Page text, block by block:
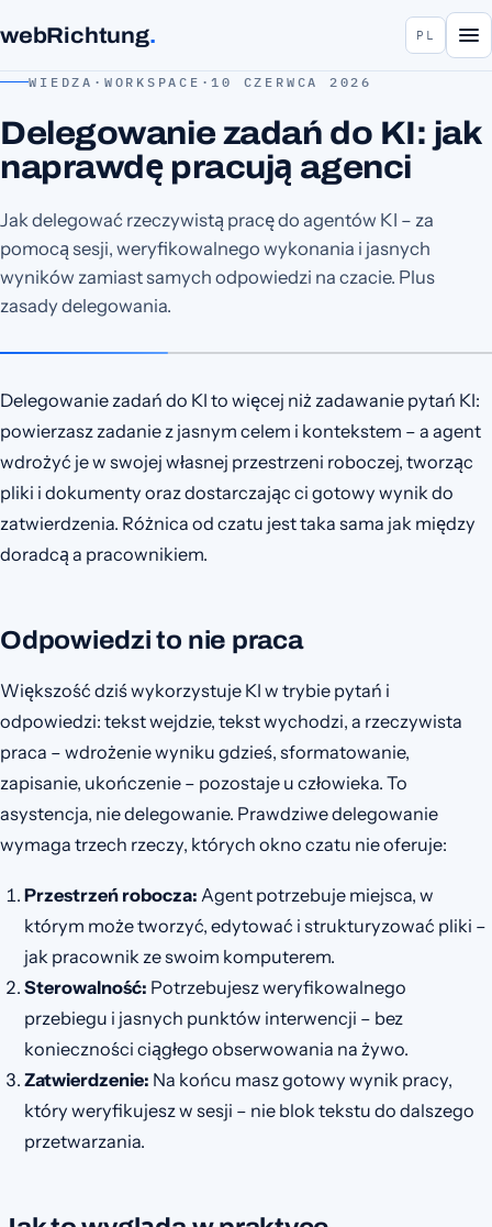
webRichtung. PL
WIEDZA · WORKSPACE ·10 CZERWCA 2026
Delegowanie zadań do KI: jak
naprawdę pracują agenci
Jak delegować rzeczywistą pracę do agentów KI – za
pomocą sesji, weryfikowalnego wykonania i jasnych
wyników zamiast samych odpowiedzi na czacie. Plus
zasady delegowania.
Delegowanie zadań do KI to więcej niż zadawanie pytań KI:
powierzasz zadanie z jasnym celem i kontekstem – a agent
wdrożyć je w swojej własnej przestrzeni roboczej, tworząc
pliki i dokumenty oraz dostarczając ci gotowy wynik do
zatwierdzenia. Różnica od czatu jest taka sama jak między
doradcą a pracownikiem.
Odpowiedzi to nie praca
Większość dziś wykorzystuje KI w trybie pytań i
odpowiedzi: tekst wejdzie, tekst wychodzi, a rzeczywista
praca – wdrożenie wyniku gdzieś, sformatowanie,
zapisanie, ukończenie – pozostaje u człowieka. To
asystencja, nie delegowanie. Prawdziwe delegowanie
wymaga trzech rzeczy, których okno czatu nie oferuje:
Przestrzeń robocza: Agent potrzebuje miejsca, w
którym może tworzyć, edytować i strukturyzować pliki –
jak pracownik ze swoim komputerem.
Sterowalność: Potrzebujesz weryfikowalnego
przebiegu i jasnych punktów interwencji – bez
konieczności ciągłego obserwowania na żywo.
Zatwierdzenie: Na końcu masz gotowy wynik pracy,
który weryfikujesz w sesji – nie blok tekstu do dalszego
przetwarzania.